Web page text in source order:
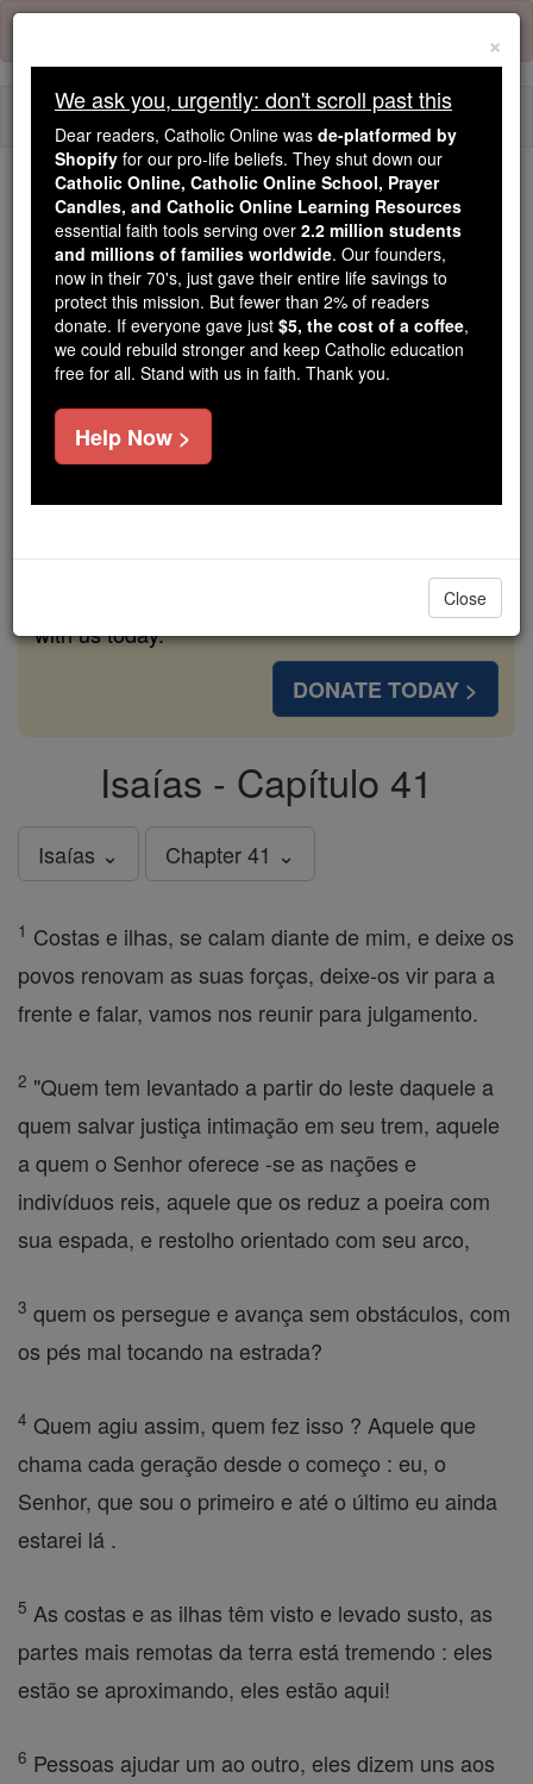
Skip
content
Because of You, 2.2 Million
Students Are Being Formed in the
Faith
Because of generous supporters like you,
Catholic Online School has already delivered
free, faithful Catholic education to over 2.2
million students across 193 countries. In an age
of noise and algorithms, you are helping form
souls with truth, prayer, Scripture, and Christ.
If everyone who reads this gave just $5 — the
families and keep this life-changing formation
free for all. Be Courageous. Be Catholic. Stand
with us today.
DONATE TODAY >
Isaías - Capítulo 41
Isaías ⌄ Chapter 41 ⌄
1 Costas e ilhas, se calam diante de mim, e deixe os
povos renovam as suas forças, deixe-os vir para a
frente e falar, vamos nos reunir para julgamento.
2 "Quem tem levantado a partir do leste daquele a
quem salvar justiça intimação em seu trem, aquele
a quem o Senhor oferece -se as nações e
indivíduos reis, aquele que os reduz a poeira com
sua espada, e restolho orientado com seu arco,
3 quem os persegue e avança sem obstáculos, com
os pés mal tocando na estrada?
4 Quem agiu assim, quem fez isso ? Aquele que
chama cada geração desde o começo : eu, o
Senhor, que sou o primeiro e até o último eu ainda
estarei lá .
5 As costas e as ilhas têm visto e levado susto, as
partes mais remotas da terra está tremendo : eles
estão se aproximando, eles estão aqui!
6 Pessoas ajudar um ao outro, eles dizem uns aos
×
We ask you, urgently: don't scroll past this
Dear readers, Catholic Online was de-platformed by
Shopify for our pro-life beliefs. They shut down our
Catholic Online, Catholic Online School, Prayer
Candles, and Catholic Online Learning Resources
essential faith tools serving over 2.2 million students
and millions of families worldwide. Our founders,
now in their 70's, just gave their entire life savings to
protect this mission. But fewer than 2% of readers
donate. If everyone gave just $5, the cost of a coffee,
we could rebuild stronger and keep Catholic education
free for all. Stand with us in faith. Thank you.
Help Now >
Close